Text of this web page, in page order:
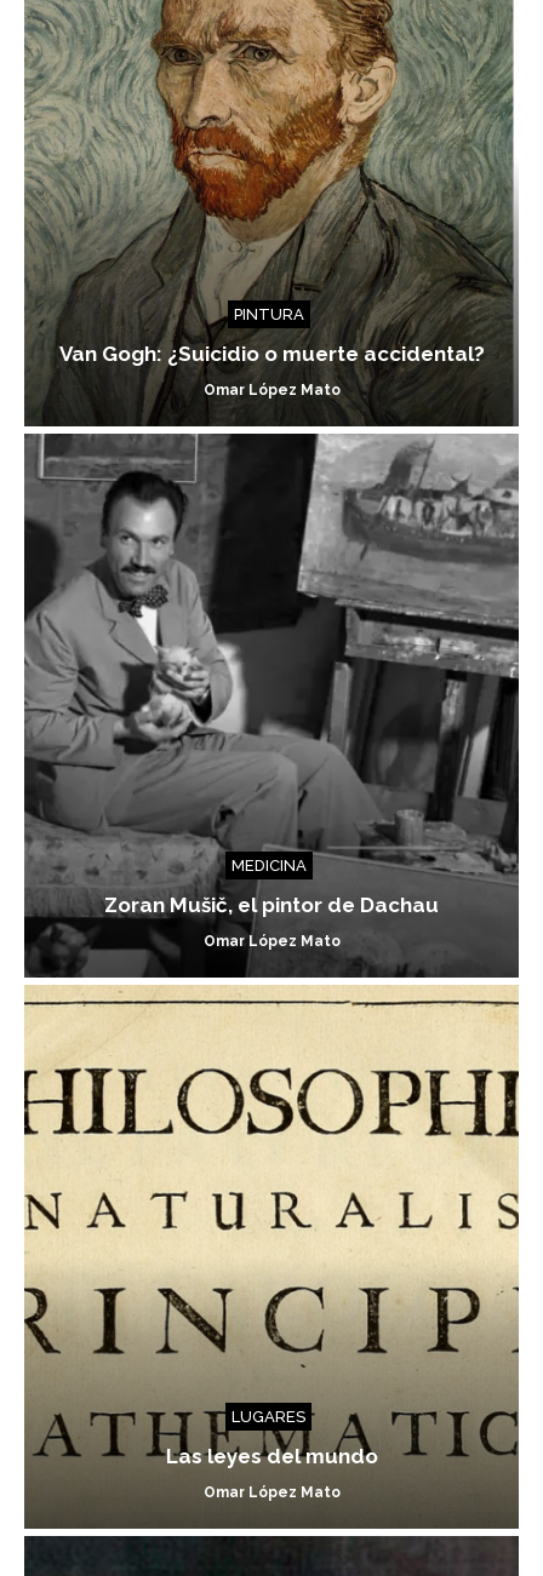
PINTURA
Van Gogh: ¿Suicidio o muerte accidental?
Omar López Mato
MEDICINA
Zoran Mušič, el pintor de Dachau
Omar López Mato
LUGARES
Las leyes del mundo
Omar López Mato